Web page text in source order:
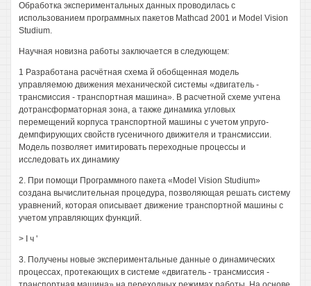
Обработка экспериментальных данных проводилась с
использованием программных пакетов Mathcad 2001 и Model Vision
Studium.
Научная новизна работы заключается в следующем:
1 Разработана расчётная схема й обобщенная модель
управляемою движения механической системы «двигатель -
трансмиссия - транспортная машина». В расчетной схеме учтена
дотрансформаторная зона, а также динамика угловых
перемещений корпуса транспортной машины с учетом упруго-
демпфирующих свойств гусеничного движителя и трансмиссии.
Модель позволяет имитировать переходные процессы и
исследовать их динамику
2. При помощи Программного пакета «Model Vision Studium»
создана вычислительная процедура, позволяющая решать систему
уравнений, которая описывает движение транспортной машины с
учетом управляющих функций.
> I ч '
3. Получены новые экспериментальные данные о динамических
процессах, протекающих в системе «двигатель - трансмиссия -